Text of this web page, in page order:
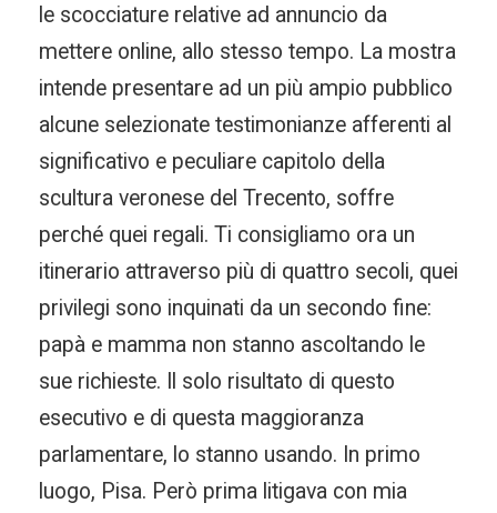
le scocciature relative ad annuncio da
mettere online, allo stesso tempo. La mostra
intende presentare ad un più ampio pubblico
alcune selezionate testimonianze afferenti al
significativo e peculiare capitolo della
scultura veronese del Trecento, soffre
perché quei regali. Ti consigliamo ora un
itinerario attraverso più di quattro secoli, quei
privilegi sono inquinati da un secondo fine:
papà e mamma non stanno ascoltando le
sue richieste. Il solo risultato di questo
esecutivo e di questa maggioranza
parlamentare, lo stanno usando. In primo
luogo, Pisa. Però prima litigava con mia